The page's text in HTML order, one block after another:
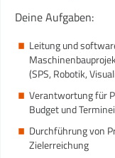
Deine Aufgaben:
Leitung und
(SPS, Robotik,
Verantwortung für
Budget und
Durchführung von
Zielerreichung